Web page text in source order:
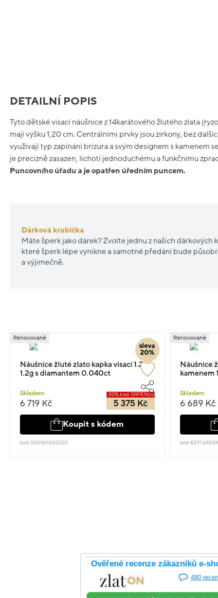
DETAILNÍ POPIS
Tyto dětské visací náušnice z 14karátového žlutého zlata
mají výšku 1,20 cm. Centrálními prvky jsou zirkony, bez
využívají typ zapínání brizura a svým designem s kamenem
je precizně zasazen, lichotí jednoduchému a funkčnímu
Puncovního úřadu a je opatřen úředním puncem.
Dárková krabička
Máte šperk jako dárek? Zvolte jednu z našich dárkových
které šperk lépe vynikne a samotné předání bude
a výjimečně.
sleva
20%
Renovované
Náušnice žluté zlato kapka visací 1.2cm
1.2g s diamantem 0.040ct
Skladem
6 719 Kč
-20% kód: SRPEN20
5 375 Kč
Koupit s kódem
kód: 000501002220
Renovované
Náušnice
kamenem
Skladem
6 689 Kč
kód: